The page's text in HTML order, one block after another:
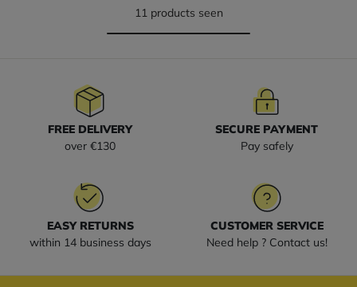
11 products seen
FREE DELIVERY
over €130
SECURE PAYMENT
Pay safely
EASY RETURNS
within 14 business days
CUSTOMER SERVICE
Need help ? Contact us!